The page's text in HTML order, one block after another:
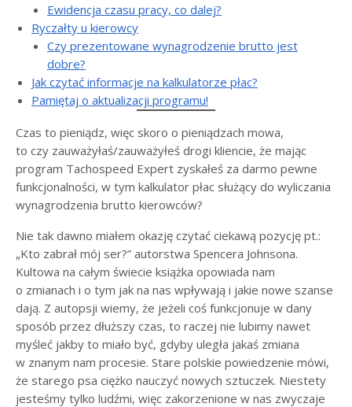
Ewidencja czasu pracy, co dalej?
Ryczałty u kierowcy
Czy prezentowane wynagrodzenie brutto jest
dobre?
Jak czytać informacje na kalkulatorze płac?
Pamiętaj o aktualizacji programu!
Czas to pieniądz, więc skoro o pieniądzach mowa,
to czy zauważyłaś/zauważyłeś drogi kliencie, że mając
program Tachospeed Expert zyskałeś za darmo pewne
funkcjonalności, w tym kalkulator płac służący do wyliczania
wynagrodzenia brutto kierowców?
Nie tak dawno miałem okazję czytać ciekawą pozycję pt.:
„Kto zabrał mój ser?” autorstwa Spencera Johnsona.
Kultowa na całym świecie książka opowiada nam
o zmianach i o tym jak na nas wpływają i jakie nowe szanse
dają. Z autopsji wiemy, że jeżeli coś funkcjonuje w dany
sposób przez dłuższy czas, to raczej nie lubimy nawet
myśleć jakby to miało być, gdyby uległa jakaś zmiana
w znanym nam procesie. Stare polskie powiedzenie mówi,
że starego psa ciężko nauczyć nowych sztuczek. Niestety
jesteśmy tylko ludźmi, więc zakorzenione w nas zwyczaje